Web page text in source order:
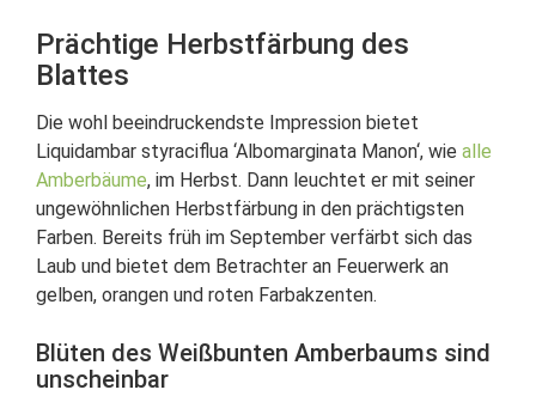
Prächtige Herbstfärbung des
Blattes
Die wohl beeindruckendste Impression bietet
Liquidambar styraciflua ‘Albomarginata Manon‘, wie alle
Amberbäume, im Herbst. Dann leuchtet er mit seiner
ungewöhnlichen Herbstfärbung in den prächtigsten
Farben. Bereits früh im September verfärbt sich das
Laub und bietet dem Betrachter an Feuerwerk an
gelben, orangen und roten Farbakzenten.
Blüten des Weißbunten Amberbaums sind
unscheinbar